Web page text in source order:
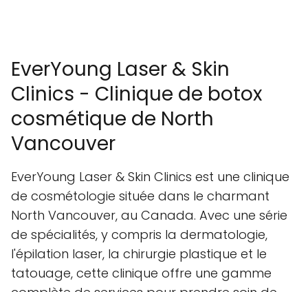
EverYoung Laser & Skin
Clinics - Clinique de botox
cosmétique de North
Vancouver
EverYoung Laser & Skin Clinics est une clinique
de cosmétologie située dans le charmant
North Vancouver, au Canada. Avec une série
de spécialités, y compris la dermatologie,
l'épilation laser, la chirurgie plastique et le
tatouage, cette clinique offre une gamme